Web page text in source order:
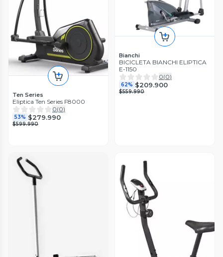
Ten Series
Eliptica Ten Series F8000
0(0)
53% $279.990
$599.990
Bianchi
BICICLETA BIANCHI ELIPTICA
E-1150
0(0)
62% $209.900
$559.990